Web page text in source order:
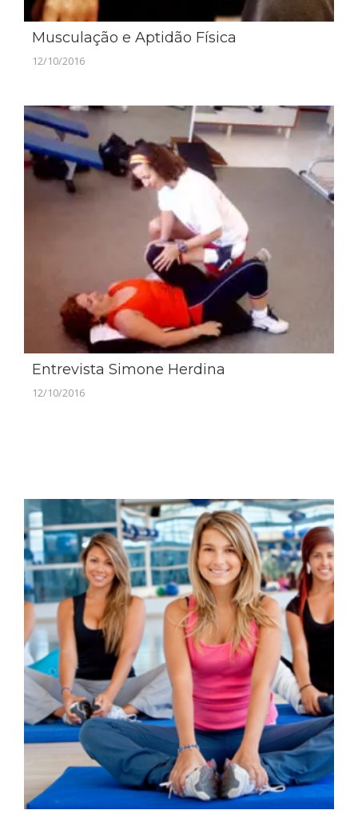
Musculação e Aptidão Física
12/10/2016
Entrevista Simone Herdina
12/10/2016